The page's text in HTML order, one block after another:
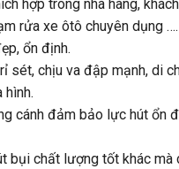
hợp trong nhà hàng,
rửa xe ôtô chuyên dụng ….
ổn định.
sét, chịu va đập mạnh, di
hình.
cánh đảm bảo lực hút ổn
bụi chất lượng tốt khác mà